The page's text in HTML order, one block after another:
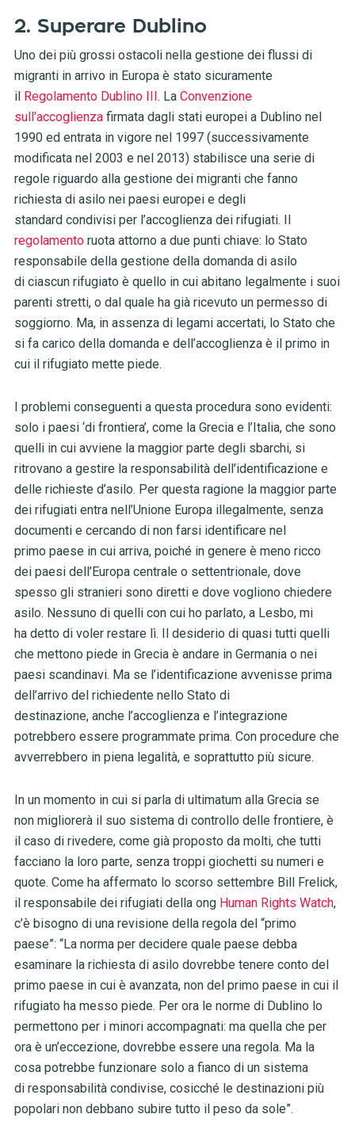
2. Superare Dublino
Uno dei più grossi ostacoli nella gestione dei flussi di
migranti in arrivo in Europa è stato sicuramente
il Regolamento Dublino III. La Convenzione
sull’accoglienzafirmata dagli stati europei a Dublino nel
1990 ed entrata in vigore nel 1997 (successivamente
modificata nel 2003 e nel 2013) stabilisce una serie di
regole riguardo alla gestione dei migranti che fanno
richiesta di asilo nei paesi europei e degli
standard condivisi per l’accoglienza dei rifugiati. Il
regolamentoruota attorno a due punti chiave: lo Stato
responsabile della gestione della domanda di asilo
di ciascun rifugiato è quello in cui abitano legalmente i suoi
parenti stretti, o dal quale ha già ricevuto un permesso di
soggiorno. Ma, in assenza di legami accertati, lo Stato che
si fa carico della domanda e dell’accoglienza è il primo in
cui il rifugiato mette piede.
I problemi conseguenti a questa procedura sono evidenti:
solo i paesi ‘di frontiera’, come la Grecia e l’Italia, che sono
quelli in cui avviene la maggior parte degli sbarchi, si
ritrovano a gestire la responsabilità dell’identificazione e
delle richieste d’asilo. Per questa ragione la maggior parte
dei rifugiati entra nell’Unione Europa illegalmente, senza
documenti e cercando di non farsi identificare nel
primo paese in cui arriva, poiché in genere è meno ricco
dei paesi dell’Europa centrale o settentrionale, dove
spesso gli stranieri sono diretti e dove vogliono chiedere
asilo. Nessuno di quelli con cui ho parlato, a Lesbo, mi
ha detto di voler restare lì. Il desiderio di quasi tutti quelli
che mettono piede in Grecia è andare in Germania o nei
paesi scandinavi. Ma se l’identificazione avvenisse prima
dell’arrivo del richiedente nello Stato di
destinazione, anche l’accoglienza e l’integrazione
potrebbero essere programmate prima. Con procedure che
avverrebbero in piena legalità, e soprattutto più sicure.
In un momento in cui si parla di ultimatum alla Grecia se
non migliorerà il suo sistema di controllo delle frontiere, è
il caso di rivedere, come già proposto da molti, che tutti
facciano la loro parte, senza troppi giochetti su numeri e
quote. Come ha affermato lo scorso settembre Bill Frelick,
il responsabile dei rifugiati della ong Human Rights Watch,
c’è bisogno di una revisione della regola del “primo
paese”: “La norma per decidere quale paese debba
esaminare la richiesta di asilo dovrebbe tenere conto del
primo paese in cui è avanzata, non del primo paese in cui il
rifugiato ha messo piede. Per ora le norme di Dublino lo
permettono per i minori accompagnati: ma quella che per
ora è un’eccezione, dovrebbe essere una regola. Ma la
cosa potrebbe funzionare solo a fianco di un sistema
di responsabilità condivise, cosicché le destinazioni più
popolari non debbano subire tutto il peso da sole”.